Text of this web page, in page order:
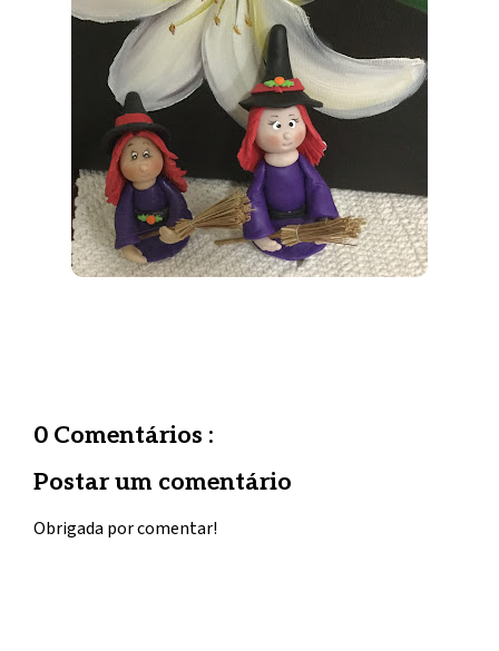
0 Comentários :
Postar um comentário
Obrigada por comentar!